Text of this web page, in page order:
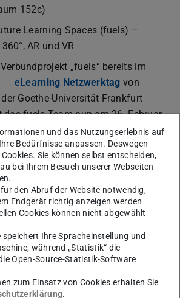
152c)
Learning Spaces (fuels) –
AR und VR
„fuels“ bereits im
eLearning Netzwerktag (wird in
von
Goethe-Universität Frankfurt
fuels-Team nun am 26. Februar
ein. Im Rahmen der
VR/AR-
(wird in neuem Tab geöffnet)
(24.-26. Februar) sind alle
eines Workshops zum
eingeladen.
und Lernräume der Zukunft,
Spaces (fuels) aus?
erproben und erforschen
Frankfurt, die TU Darmstadt und
innovative Lehr-/
der Technologien 360°, Augmented
Reality (VR). Der Workshop lädt
und das Nutzungserlebnis auf
Bedürfnisse anpassen. Deswegen
Sie können selbst entscheiden,
bei Ihrem Besuch unserer Webseiten
den Abruf der Website notwendig,
Endgerät richtig anzeigen werden
Cookies können nicht abgewählt
speichert Ihre Spracheinstellung und
während „Statistik“ die
Open-Source-Statistik-Software
zum Einsatz von Cookies erhalten Sie
.